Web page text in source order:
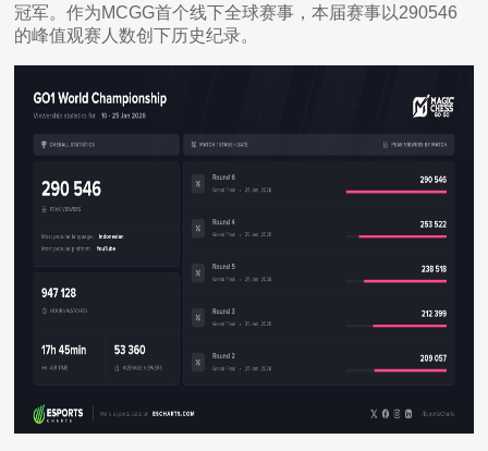
冠军。作为MCGG首个线下全球赛事，本届赛事以290546
的峰值观赛人数创下历史纪录。